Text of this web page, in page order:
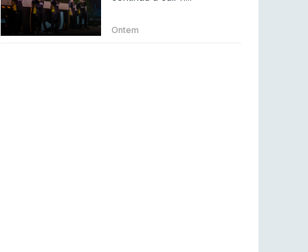
Betclic renova parceria com a RTP Arena para
a época 2026/27
Ontem